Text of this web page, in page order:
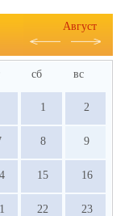
Август
сб вс
1 2
8 9
15 16
22 23